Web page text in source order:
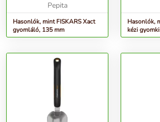
Pepita
Hasonlók, mint FISKARS Xact
gyomláló, 135 mm
Hasonlók,
kézi